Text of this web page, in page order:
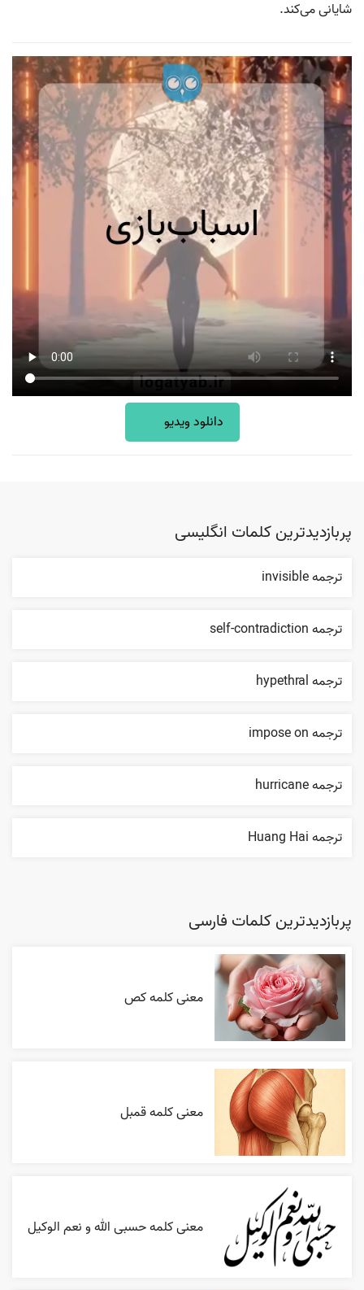
شایانی می‌کند.
دانلود ویدیو
پربازدیدترین کلمات انگلیسی
ترجمه invisible
ترجمه self-contradiction
ترجمه hypethral
ترجمه impose on
ترجمه hurricane
ترجمه Huang Hai
پربازدیدترین کلمات فارسی
معنی کلمه کص
معنی کلمه قمبل
معنی کلمه حسبی الله و نعم الوکیل